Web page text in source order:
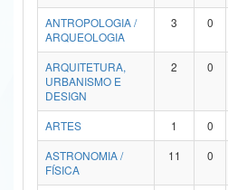
Ministério do Desenvolvimento Regional
Controladoria-Geral da União
Ministério da Mulher, da Família e dos Direitos
Secretaria de Governo
ANTROPOLOGIA /
ARQUEOLOGIA
3 0
ARQUITETURA,
URBANISMO E
DESIGN
2 0
ARTES 1 0
ASTRONOMIA /
FÍSICA
11 0